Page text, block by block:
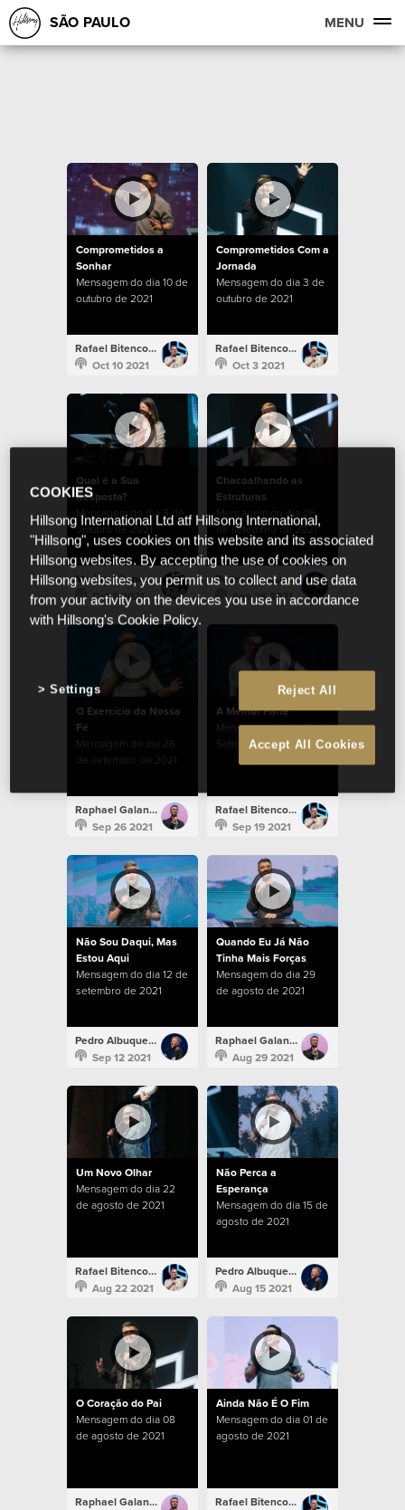
SÃO PAULO MENU
Comprometidos a
Sonhar
Mensagem do dia 10 de
outubro de 2021
Rafael Bitencourt
Oct 10 2021
Comprometidos Com a
Jornada
Mensagem do dia 3 de
outubro de 2021
Rafael Bitencourt
Oct 3 2021
Qual é a Sua
Resposta?
Mensagem do dia 3 de
outubro de 2021
Marina Bitencourt
Oct 3 2021
Chacoalhando as
Estruturas
Mensagem do dia 26
de setembro de 2021
Pedro Albuquerque
Sep 26 2021
O Exercício da Nossa
Fé
Mensagem do dia 26
de setembro de 2021
Raphael Galante
Sep 26 2021
A Melhor Parte
Mensagem do dia 19 de
Setembro de 2021
Rafael Bitencourt
Sep 19 2021
Não Sou Daqui, Mas
Estou Aqui
Mensagem do dia 12 de
setembro de 2021
Pedro Albuquerque
Sep 12 2021
Quando Eu Já Não
Tinha Mais Forças
Mensagem do dia 29
de agosto de 2021
Raphael Galante
Aug 29 2021
Um Novo Olhar
Mensagem do dia 22
de agosto de 2021
Rafael Bitencourt
Aug 22 2021
Não Perca a
Esperança
Mensagem do dia 15 de
agosto de 2021
Pedro Albuquerque
Aug 15 2021
O Coração do Pai
Mensagem do dia 08
de agosto de 2021
Raphael Galante
Ainda Não É O Fim
Mensagem do dia 01 de
agosto de 2021
Rafael Bitencourt
COOKIES
Hillsong International Ltd atf Hillsong International,
"Hillsong", uses cookies on this website and its associated
Hillsong websites. By accepting the use of cookies on
Hillsong websites, you permit us to collect and use data
from your activity on the devices you use in accordance
with Hillsong's Cookie Policy.
Reject All
Accept All Cookies
Settings